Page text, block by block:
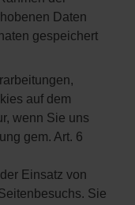
Daten
gespeichert
auf dem
wenn Sie uns
gem. Art. 6
Einsatz von
Sie